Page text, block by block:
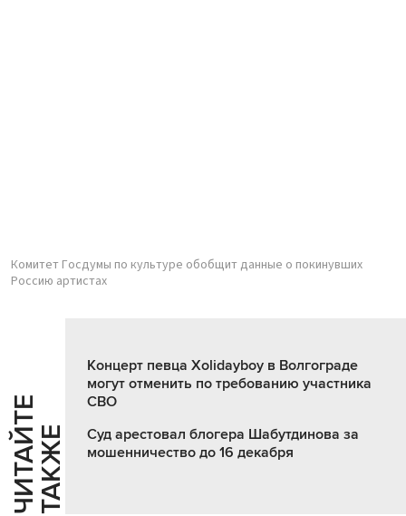
Комитет Госдумы по культуре обобщит данные о покинувших
Россию артистах
Ч
И
Т
АЙ
Т
Е
Т
А
К
ЖЕ
Концерт певца Xolidayboy в Волгограде
могут отменить по требованию участника
СВО
Суд арестовал блогера Шабутдинова за
мошенничество до 16 декабря